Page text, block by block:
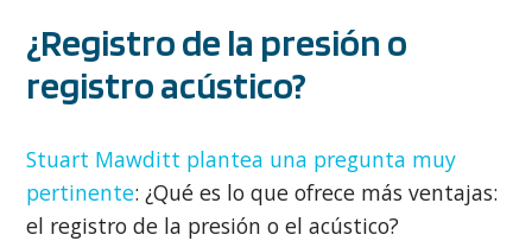
¿Registro de la presión o
registro acústico?
Stuart Mawditt plantea una pregunta muy
pertinente: ¿Qué es lo que ofrece más ventajas:
el registro de la presión o el acústico?